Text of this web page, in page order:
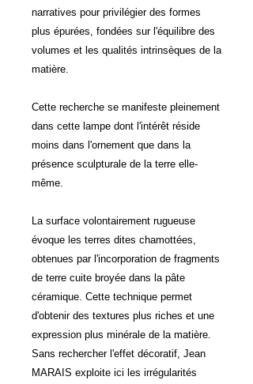
narratives pour privilégier des formes
plus épurées, fondées sur l'équilibre des
volumes et les qualités intrinsèques de la
matière.
Cette recherche se manifeste pleinement
dans cette lampe dont l'intérêt réside
moins dans l'ornement que dans la
présence sculpturale de la terre elle-
même.
La surface volontairement rugueuse
évoque les terres dites chamottées,
obtenues par l'incorporation de fragments
de terre cuite broyée dans la pâte
céramique. Cette technique permet
d'obtenir des textures plus riches et une
expression plus minérale de la matière.
Sans rechercher l'effet décoratif, Jean
MARAIS exploite ici les irrégularités